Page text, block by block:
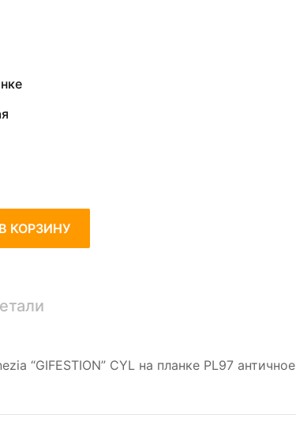
В КОРЗИНУ
“GIFESTION” CYL на планке PL97 античное